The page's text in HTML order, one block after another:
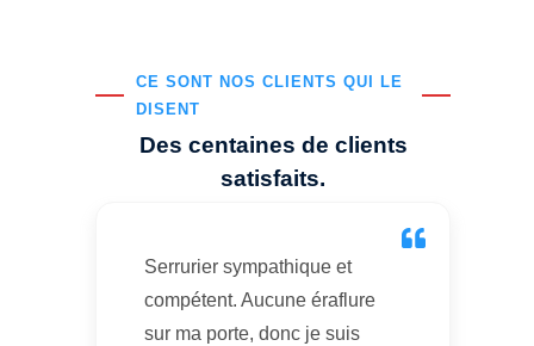
CE SONT NOS CLIENTS QUI LE
DISENT
Des centaines de clients
satisfaits.
Serrurier sympathique et
compétent. Aucune éraflure
sur ma porte, donc je suis